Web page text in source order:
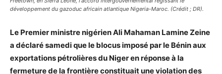
développement du gazoduc africain atlantique Nigeria-Maroc. (Crédit ; DR).
Le Premier ministre nigérien Ali Mahaman Lamine Zeine
a déclaré samedi que le blocus imposé par le Bénin aux
exportations pétrolières du Niger en réponse à la
fermeture de la frontière constituait une violation des